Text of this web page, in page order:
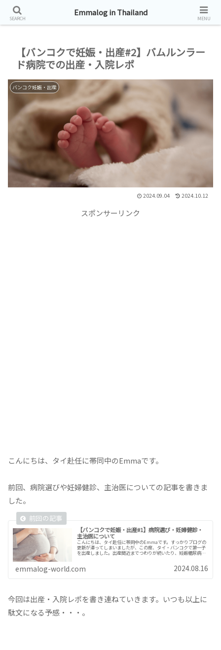
タイ帯同生活お届けしています。
【バンコクで妊娠・出産#2】バムルンラー
ド病院での出産・入院レポ
バンコク妊娠・出産
2024.09.04 2024.10.12
スポンサーリンク
こんにちは、タイ赴任に帯同中のEmmaです。
前回、病院選びや妊婦健診、主治医についての記事を書きま
した。
【バンコクで妊娠・出産#1】病院選び・妊婦健診・
主治医について
こんにちは、タイ赴任に帯同中のEmmaです。すっかりブログの
更新が滞ってしまいましたが、この度、タイ・バンコクで第一子
を出産しました。出産間近までつわりが続いたり、妊娠糖尿病を
emmalog-world.com 2024.08.16
今回は出産・入院レポを書き連ねていきます。いつも以上に
駄文になる予感・・・。
SEARCH
Emmalog in Thailand
MENU